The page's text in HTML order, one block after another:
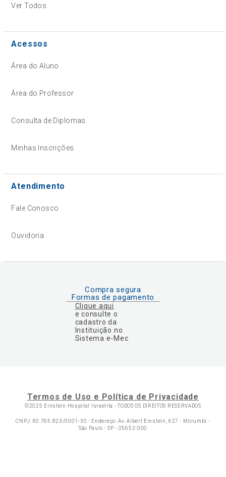
Ver Todos
Acessos
Área do Aluno
Área do Professor
Consulta de Diplomas
Minhas Inscrições
Atendimento
Fale Conosco
Ouvidoria
Compra segura
Formas de pagamento
Clique aqui
e consulte o
cadastro da
Instituição no
Sistema e-Mec
Termos de Uso e Política de Privacidade
©2025 Einstein Hospital Israelita -TODOS OS DIREITOS RESERVADOS
CNPJ: 60.765.823/0001-30 - Endereço: Av. Albert Einstein, 627 - Morumbi -
São Paulo - SP - 05652-000